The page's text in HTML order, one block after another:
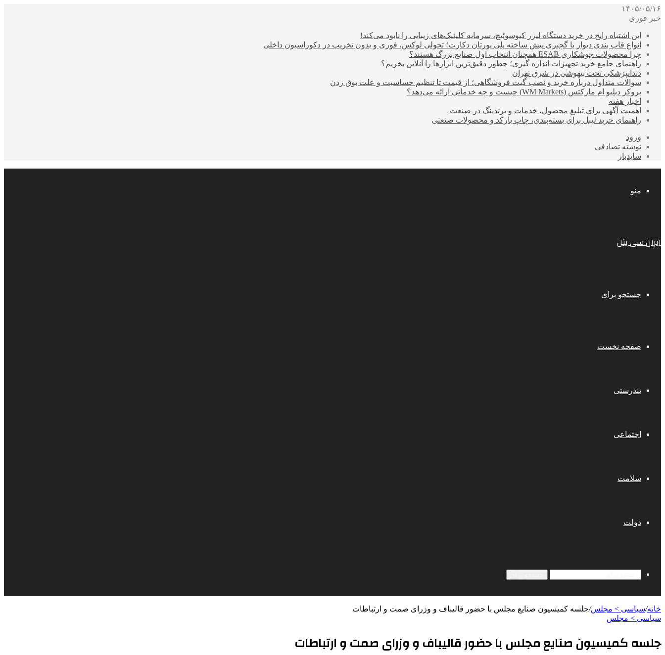
۱۴۰۵/۰۵/۱۶
خبر فوری
این اشتباه رایج در خرید دستگاه لیزر کیوسوئیچ، سرمایه کلینیک‌های زیبایی را نابود می‌کند!
انواع قاب بندی دیوار با گچبری پیش ساخته پلی یورتان دکارت؛ تحولی لوکس، فوری و بدون تخریب در دکوراسیون داخلی
چرا محصولات جوشکاری ESAB همچنان انتخاب اول صنایع بزرگ هستند؟
راهنمای جامع خرید تجهیزات اندازه گیری؛ چطور دقیق‌ترین ابزارها را آنلاین بخریم؟
دندانپزشکی تحت بیهوشی در شرق تهران
سوالات متداول درباره خرید و نصب گیت فروشگاهی؛ از قیمت تا تنظیم حساسیت و علت بوق زدن
بروکر دبلیو ام مارکتس (WM Markets) چیست و چه خدماتی ارائه می‌دهد؟
اخبار هفته
اهمیت آگهی برای تبلیغ محصول، خدمات و برندینگ در صنعت
راهنمای خرید لیبل برای بسته‌بندی، چاپ بارکد و محصولات صنعتی
ورود
نوشته تصادفی
سایدبار
منو
ایران سی پنل
جستجو برای
صفحه نخست
تندرستی
اجتماعی
سلامت
دولت
خانه/سیاسی > مجلس/جلسه کمیسیون صنایع مجلس با حضور قالیباف و وزرای صمت و ارتباطات
سیاسی > مجلس
جلسه کمیسیون صنایع مجلس با حضور قالیباف و وزرای صمت و ارتباطات